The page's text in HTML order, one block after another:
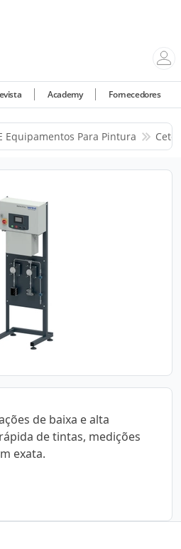
Academy Fornecedores
Equipamentos Para Pintura
de baixa e alta
de tintas, medições
exata.